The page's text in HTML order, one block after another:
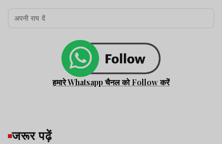
हमारे Whatsapp चैनल को Follow करें
जरूर पढ़ें